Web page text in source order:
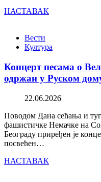
НАСТАВАК
Вести
Култура
Концерт песама о
одржан у Руском
22.06.2026
Поводом Дана сећања и
фашистичке Немачке на
Београду приређен је
посвећен…
НАСТАВАК